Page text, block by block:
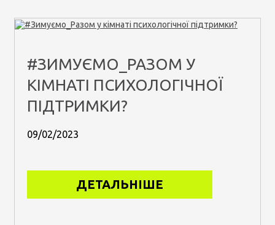
#ЗИМУЄМО_РАЗОМ У
КІМНАТІ ПСИХОЛОГІЧНОЇ
ПІДТРИМКИ?
09/02/2023
ДЕТАЛЬНІШЕ